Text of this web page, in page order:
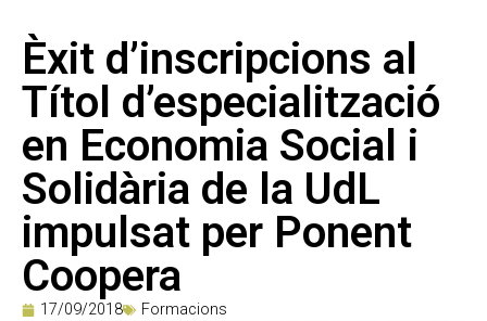
Èxit d’inscripcions al
Títol d’especialització
en Economia Social i
Solidària de la UdL
impulsat per Ponent
Coopera
17/09/2018 Formacions